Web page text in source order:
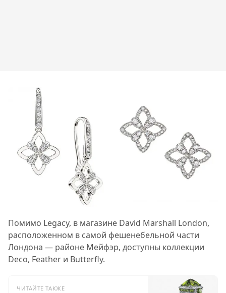
Помимо Legacy, в магазине David Marshall London,
расположенном в самой фешенебельной части
Лондона — районе Мейфэр, доступны коллекции
Deco, Feather и Butterfly.
ЧИТАЙТЕ ТАКЖЕ